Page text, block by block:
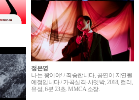
정은영
나는 왕이야! / 죄송합니다, 공연이 지연될
예정입니다 / 가곡실격-사잇박, 2018, 컬러,
유성, 6분 23초. MMCA 소장.